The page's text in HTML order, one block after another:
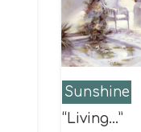
Sunshine
“Living…”